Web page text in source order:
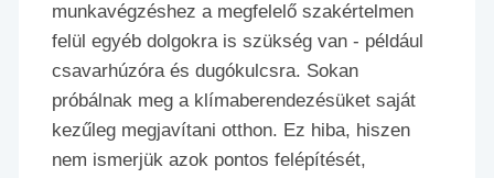
munkavégzéshez a megfelelő szakértelmen
felül egyéb dolgokra is szükség van - például
csavarhúzóra és dugókulcsra. Sokan
próbálnak meg a klímaberendezésüket saját
kezűleg megjavítani otthon. Ez hiba, hiszen
nem ismerjük azok pontos felépítését,